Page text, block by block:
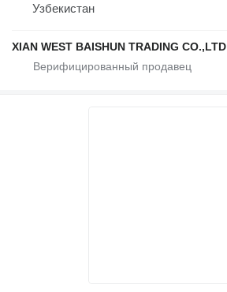
Узбекистан
XIAN WEST BAISHUN TRADING CO.,LTD